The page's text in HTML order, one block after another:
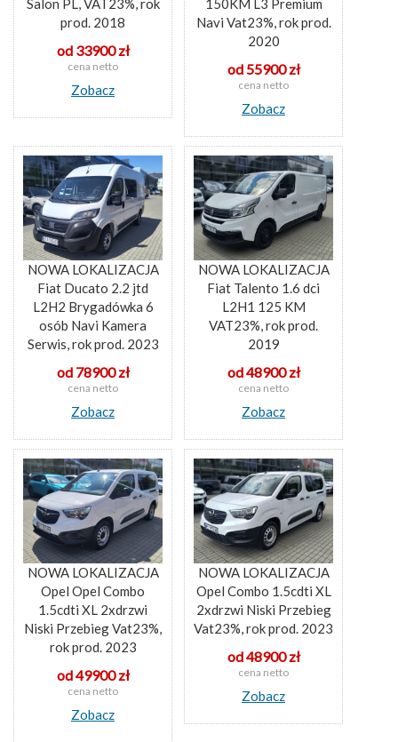
Salon PL, VAT23%, rok
prod. 2018
od 33900 zł
cena netto
Zobacz
150KM L3 Premium
Navi Vat23%, rok prod.
2020
od 55900 zł
cena netto
Zobacz
NOWA LOKALIZACJA
Fiat Ducato 2.2 jtd
L2H2 Brygadówka 6
osób Navi Kamera
Serwis, rok prod. 2023
od 78900 zł
cena netto
Zobacz
NOWA LOKALIZACJA
Fiat Talento 1.6 dci
L2H1 125 KM
VAT23%, rok prod.
2019
od 48900 zł
cena netto
Zobacz
NOWA LOKALIZACJA
Opel Opel Combo
1.5cdti XL 2xdrzwi
Niski Przebieg Vat23%,
rok prod. 2023
od 49900 zł
cena netto
Zobacz
NOWA LOKALIZACJA
Opel Combo 1.5cdti XL
2xdrzwi Niski Przebieg
Vat23%, rok prod. 2023
od 48900 zł
cena netto
Zobacz